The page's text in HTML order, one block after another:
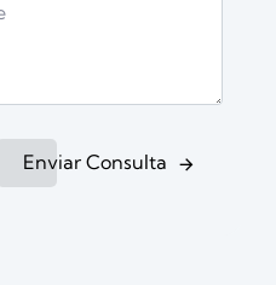
Enviar Consulta